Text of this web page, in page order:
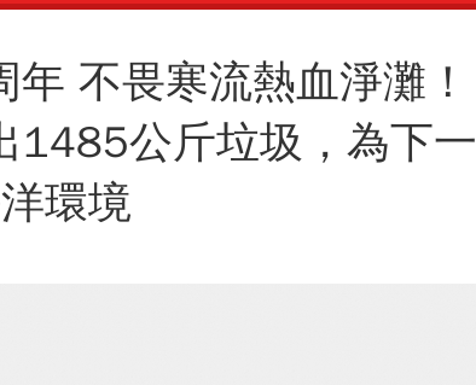
不畏寒流熱血淨灘！
1485公斤垃圾，為下一
環境